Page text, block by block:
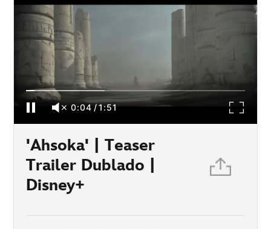
0:04/1:51
'Ahsoka' | Teaser
Trailer Dublado |
Disney+